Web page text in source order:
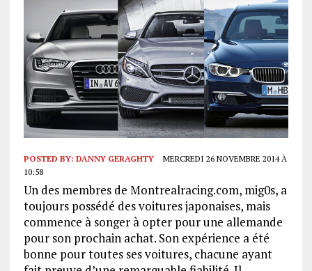
POSTED BY: DANNY GERAGHTY
MERCREDI 26 NOVEMBRE 2014 À
10:58
Un des membres de Montrealracing.com, mig0s, a
toujours possédé des voitures japonaises, mais
commence à songer à opter pour une allemande
pour son prochain achat. Son expérience a été
bonne pour toutes ses voitures, chacune ayant